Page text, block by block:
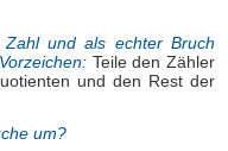
und als echter Bruch
Teile den Zähler
und den Rest der
um?